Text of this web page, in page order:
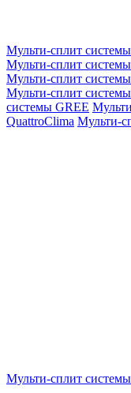
Мульти-сплит
Мульти-сплит
Мульти-сплит
Мульти-сплит
системы GREE
QuattroClima Мульти-
Мульти-сплит